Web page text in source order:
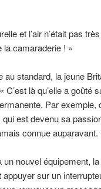
et l’air n’était pas
la camaraderie ! »
au standard, la jeune
« C’est là qu’elle a goûté
Par exemple,
est devenu sa
connue auparavant.
nouvel équipement,
appuyer sur un